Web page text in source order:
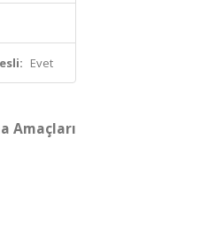
Evet
Amaçları